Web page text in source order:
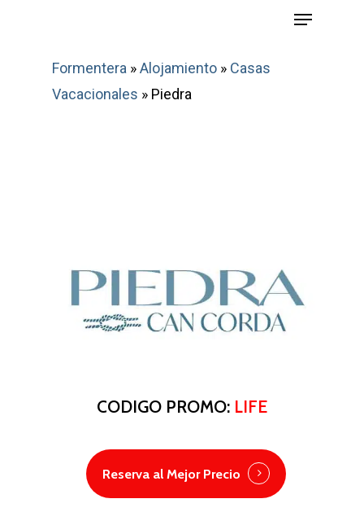
Menu
Formentera »Alojamiento » Casas
Vacacionales » Piedra
CODIGO PROMO: LIFE
Reserva al Mejor Precio